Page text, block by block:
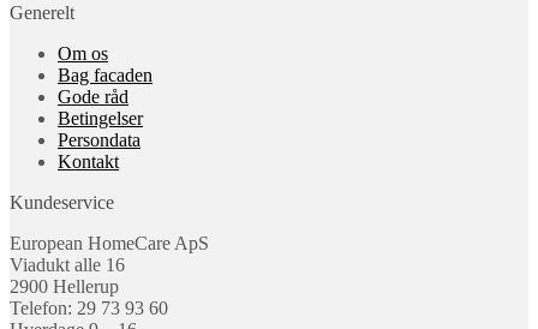
Generelt
Om os
Bag facaden
Gode råd
Betingelser
Persondata
Kontakt
Kundeservice
European HomeCare ApS
Viadukt alle 16
2900 Hellerup
Telefon: 29 73 93 60